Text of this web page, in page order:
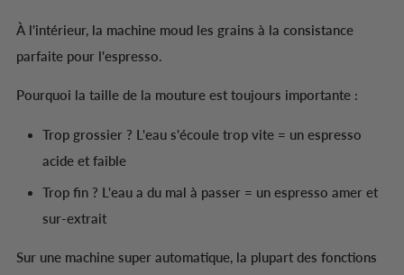
À l'intérieur, la machine moud les grains à la consistance
parfaite pour l'espresso.
Pourquoi la taille de la mouture est toujours importante :
Trop grossier ? L'eau s'écoule trop vite = un espresso
acide et faible
Trop fin ? L'eau a du mal à passer = un espresso amer et
sur-extrait
Sur une machine super automatique, la plupart des fonctions